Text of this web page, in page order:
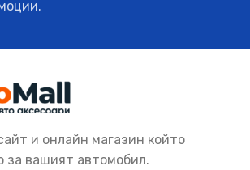
и онлайн магазин който
за вашият автомобил.